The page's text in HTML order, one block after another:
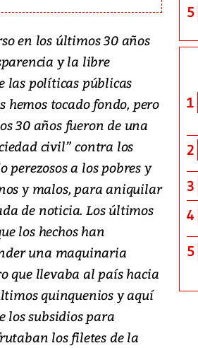
en los últimos 30 años
y la libre
las políticas públicas
tocado fondo, pero
30 años fueron de una
civil” contra los
a los pobres y
y malos, para aniquilar
de noticia. Los últimos
los hechos han
una maquinaria
que llevaba al país hacia
quinquenios y aquí
los subsidios para
los filetes de la
5
1
2
3
4
5